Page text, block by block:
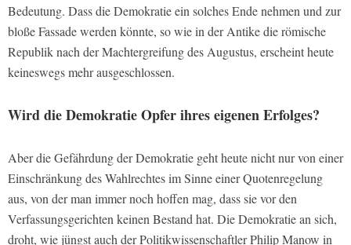
Bedeutung. Dass die Demokratie ein solches Ende nehmen und zur
bloße Fassade werden könnte, so wie in der Antike die römische
Republik nach der Machtergreifung des Augustus, erscheint heute
keineswegs mehr ausgeschlossen.
Wird die Demokratie Opfer ihres eigenen Erfolges?
Aber die Gefährdung der Demokratie geht heute nicht nur von einer
Einschränkung des Wahlrechtes im Sinne einer Quotenregelung
aus, von der man immer noch hoffen mag, dass sie vor den
Verfassungsgerichten keinen Bestand hat. Die Demokratie an sich,
droht, wie jüngst auch der Politikwissenschaftler Philip Manow in